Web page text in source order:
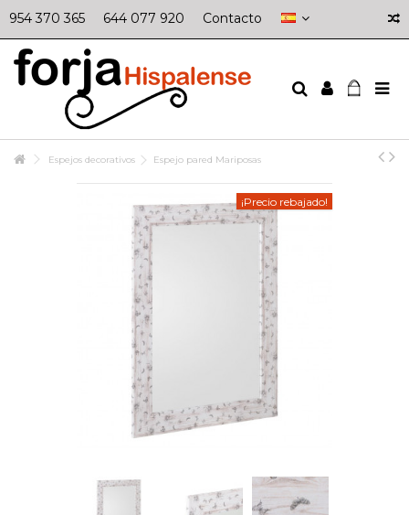
954 370 365 644 077 920 Contacto
Espejos decorativos Espejo pared Mariposas
¡Precio rebajado!